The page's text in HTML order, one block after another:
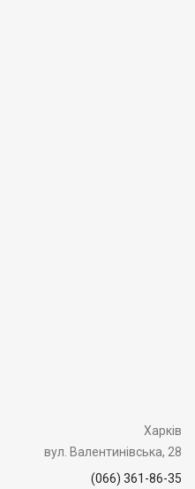
Харків
вул. Валентинівська, 28
(066) 361-86-35